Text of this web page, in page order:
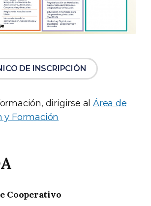
DE INSCRIPCIÓN
dirigirse al Área de
y Formación
Cooperativo